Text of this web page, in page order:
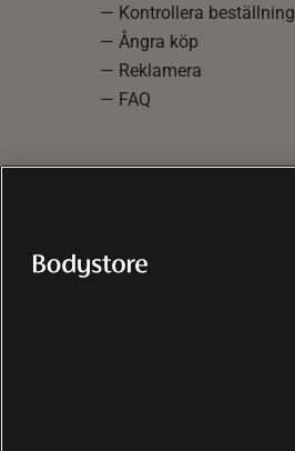
— Kontrollera beställning
— Ångra köp
— Reklamera
— FAQ